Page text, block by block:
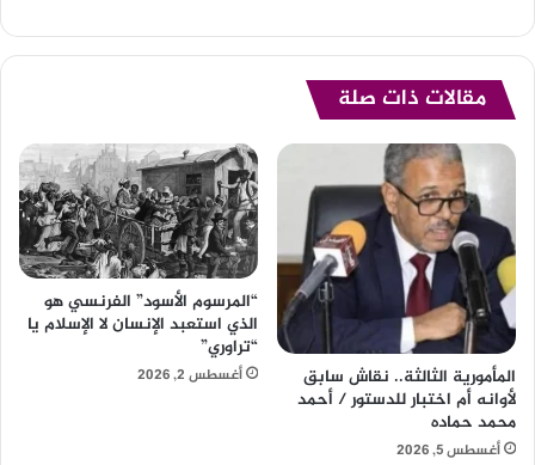
مقالات ذات صلة
المأمورية الثالثة.. نقاش سابق
لأوانه أم اختبار للدستور / أحمد
محمد حماده
أغسطس 5, 2026
“المرسوم الأسود” الفرنسي هو
الذي استعبد الإنسان لا الإسلام يا
“تراوري”
أغسطس 2, 2026